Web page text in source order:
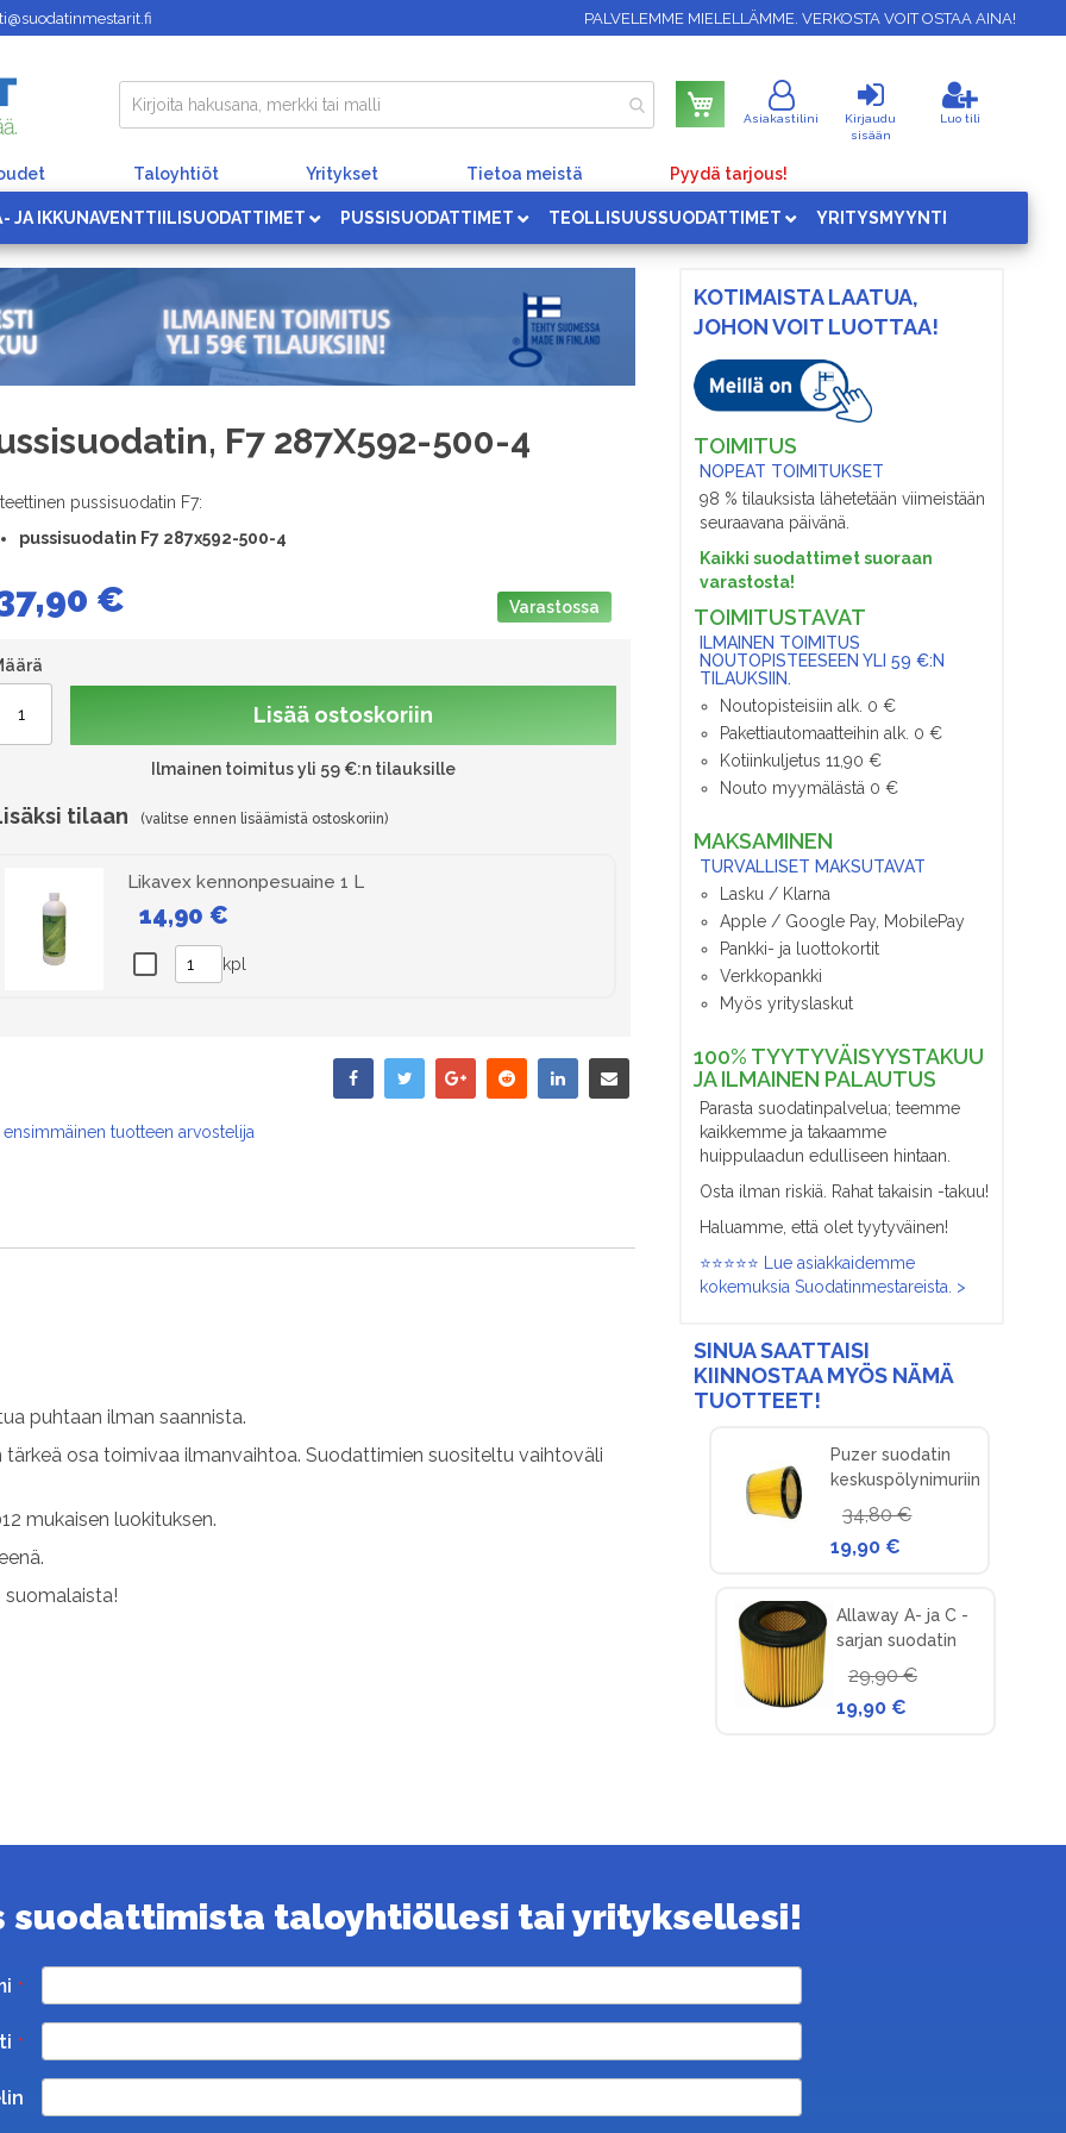
PALVELEMME MIELELLÄMME. VERKOSTA VOIT OSTAA AINA!
Ostoskori
Asiakastilini
Kirjaudu
sisään
Luo tili
Taloyhtiöt Yritykset Tietoa meistä Pyydä tarjous!
JA IKKUNAVENTTIILISUODATTIMET PUSSISUODATTIMET TEOLLISUUSSUODATTIMET YRITYSMYYNTI
F7 287X592-500-4
pussisuodatin F7:
pussisuodatin F7 287x592-500-4
€ Varastossa
Lisää ostoskoriin
Ilmainen toimitus yli 59 €:n tilauksille
tilaan
Likavex kennonpesuaine 1 L
14,90 €
kpl
ensimmäinen tuotteen arvostelija
puhtaan ilman saannista.
osa toimivaa ilmanvaihtoa. Suodattimien suositeltu vaihtoväli
mukaisen luokituksen.
KOTIMAISTA LAATUA,
JOHON VOIT LUOTTAA!
TOIMITUS
NOPEAT TOIMITUKSET
98 % tilauksista lähetetään viimeistään
seuraavana päivänä.
Kaikki suodattimet suoraan
varastosta!
TOIMITUSTAVAT
ILMAINEN TOIMITUS
NOUTOPISTEESEEN YLI 59 €:N
TILAUKSIIN.
Noutopisteisiin alk. 0 €
Pakettiautomaatteihin alk. 0 €
Kotiinkuljetus 11,90 €
Nouto myymälästä 0 €
MAKSAMINEN
TURVALLISET MAKSUTAVAT
Lasku / Klarna
Apple / Google Pay, MobilePay
Pankki- ja luottokortit
Verkkopankki
Myös yrityslaskut
100% TYYTYVÄISYYSTAKUU
JA ILMAINEN PALAUTUS
Parasta suodatinpalvelua; teemme
kaikkemme ja takaamme
huippulaadun edulliseen hintaan.
Osta ilman riskiä. Rahat takaisin -takuu!
Haluamme, että olet tyytyväinen!
⭐⭐⭐⭐⭐ Lue asiakkaidemme
kokemuksia Suodatinmestareista. >
SINUA SAATTAISI
KIINNOSTAA MYÖS NÄMÄ
TUOTTEET!
Puzer suodatin
keskuspölynimuriin
19,90 €
34,80 €
Allaway A- ja C -
sarjan suodatin
keskuspölynimuriin
19,90 €
29,90 €
suodattimista taloyhtiöllesi tai yrityksellesi!